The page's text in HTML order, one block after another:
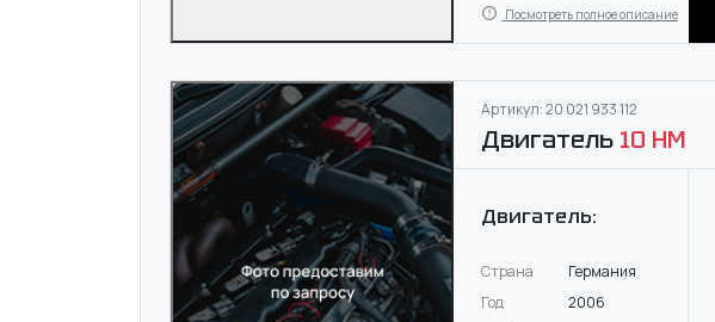
Посмотреть полное описание
Артикул: 20 021 933 112
Двигатель 10 HM
Двигатель:
Страна
Германия
Год
2006